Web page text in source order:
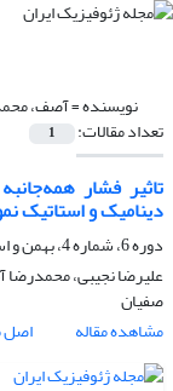
نویسنده =آصف،
تعداد مقالات: 1
تاثیر فشار
دینامیک و
دوره 6، شماره 4، بهمن و اسفند 1391، صفحه
علیرضا نجیبی،
صفیان
مشاهده مقاله
اصل